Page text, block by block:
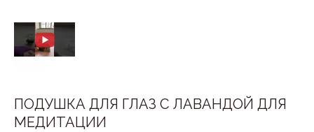
ПОДУШКА ДЛЯ ГЛАЗ С ЛАВАНДОЙ ДЛЯ
МЕДИТАЦИИ